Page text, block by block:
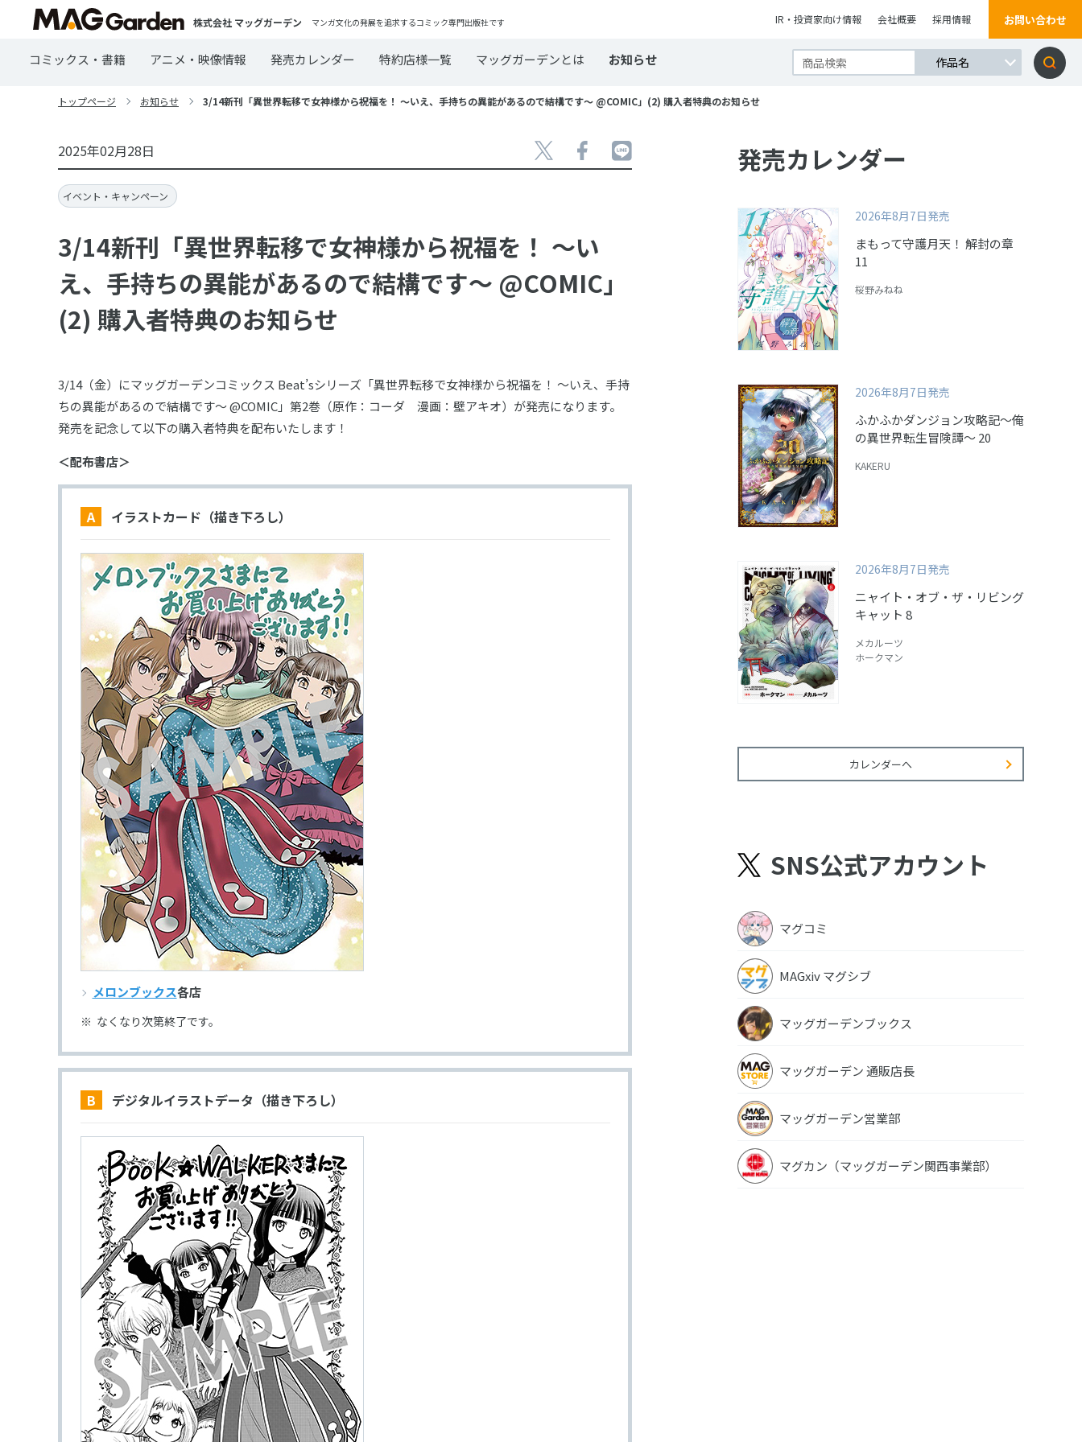
株式会社 マッグガーデン マンガ文化の発展を追求するコミック専門出版社です IR・投資家向け情報 会社概要 採用情報 お問い合わせ
コミックス・書籍 アニメ・映像情報 発売カレンダー 特約店様一覧 マッグガーデンとは お知らせ
トップページ お知らせ 3/14新刊「異世界転移で女神様から祝福を！ ～いえ、手持ちの異能があるので結構です～ @COMIC」(2) 購入者特典のお知らせ
2025年02月28日
イベント・キャンペーン
3/14新刊「異世界転移で女神様から祝福を！ ～い
え、手持ちの異能があるので結構です～ @COMIC」
(2) 購入者特典のお知らせ
3/14（金）にマッグガーデンコミックス Beat’sシリーズ「異世界転移で女神様から祝福を！ ～いえ、手持
ちの異能があるので結構です～ @COMIC」第2巻（原作：コーダ 漫画：壁アキオ）が発売になります。
発売を記念して以下の購入者特典を配布いたします！
＜配布書店＞
A イラストカード（描き下ろし）
メロンブックス各店
なくなり次第終了です。
B デジタルイラストデータ（描き下ろし）
発売カレンダー
2026年8月7日発売
まもって守護月天！ 解封の章
11
桜野みねね
2026年8月7日発売
ふかふかダンジョン攻略記～俺
の異世界転生冒険譚～ 20
KAKERU
2026年8月7日発売
ニャイト・オブ・ザ・リビング
キャット 8
メカルーツ
ホークマン
カレンダーへ
SNS公式アカウント
マグコミ
MAGxiv マグシブ
マッグガーデンブックス
マッグガーデン 通販店長
マッグガーデン営業部
マグカン（マッグガーデン関西事業部）